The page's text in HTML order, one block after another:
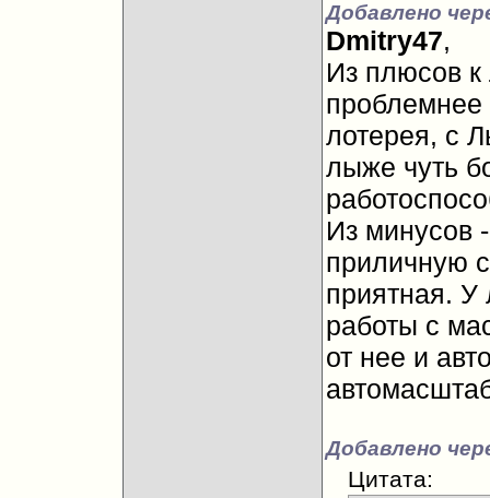
Добавлено
Dmitry47,
Из плюсов
проблемнее
лотерея, с
лыже чуть
Из минусов
приличную
приятная.
работы с
от нее и
Добавлено
Цитата: